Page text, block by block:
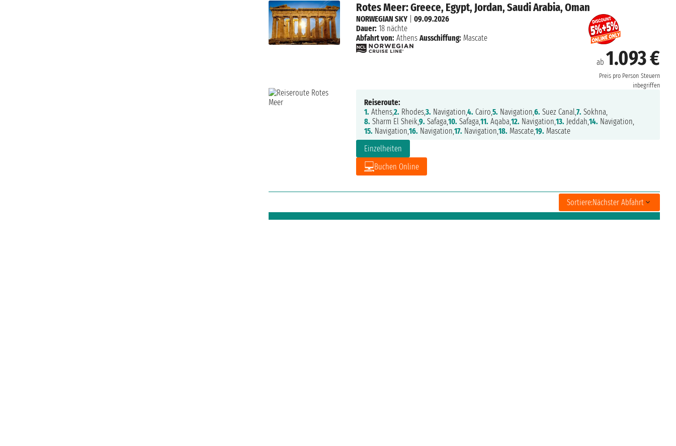
Rotes Meer: Greece, Egypt, Jordan, Saudi Arabia, Oman
ab 1.093 €
Preis pro Person Steuern
inbegriffen
Einzelheiten
Buchen Online
NORWEGIAN SKY| 09.09.2026
Dauer: 18 nächte
Abfahrt von: Athens Ausschiffung: Mascate
Reiseroute:
1. Athens,2. Rhodes,3. Navigation,4. Cairo,5. Navigation,6. Suez Canal,7. Sokhna,
8. Sharm El Sheik,9. Safaga,10. Safaga,11. Aqaba,12. Navigation,13. Jeddah,14. Navigation,
15. Navigation,16. Navigation,17. Navigation,18. Mascate,19. Mascate
Sortiere:Nächster Abfahrt